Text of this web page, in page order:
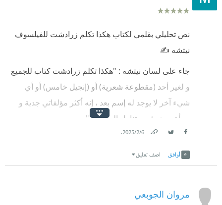
نص تحليلي بقلمي لكتاب هكذا تكلم زرادشت للفيلسوف
نيتشه ✍️
جاء على لسان نيتشه : "هكذا تكلم زرادشت كتاب للجميع
و لغير أحد (مقطوعة شعرية) أو (إنجيل خامس) أو أي
شيء آخر لا يوجد له إسم بعد ، إنه أكثر مؤلفاتي جدية و
جرأة ، وهو في متناول الجميع ..."
المخاطبة ، الكلام بالأمثال و الإستعارات ، الأبيات الشعرية
بالنسبة لهم المفكر هو في حالة من الترحال الدائم ،
6‏/2‏/2025
.
أوافق اضف تعليق
مروان الجوبعي